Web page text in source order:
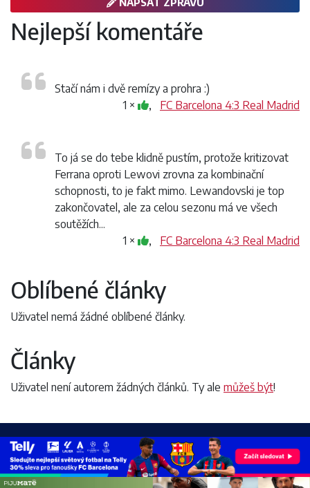
Nejlepší komentáře
Stačí nám i dvě remízy a prohra :)
1 ×
, FC Barcelona 4:3 Real Madrid
To já se do tebe klidně pustím, protože kritizovat
Ferrana oproti Lewovi zrovna za kombinační
schopnosti, to je fakt mimo. Lewandovski je top
zakončovatel, ale za celou sezonu má ve všech
soutěžích...
1 ×
, FC Barcelona 4:3 Real Madrid
Oblíbené články
Uživatel nemá žádné oblíbené články.
Články
Uživatel není autorem žádných článků. Ty ale můžeš být!